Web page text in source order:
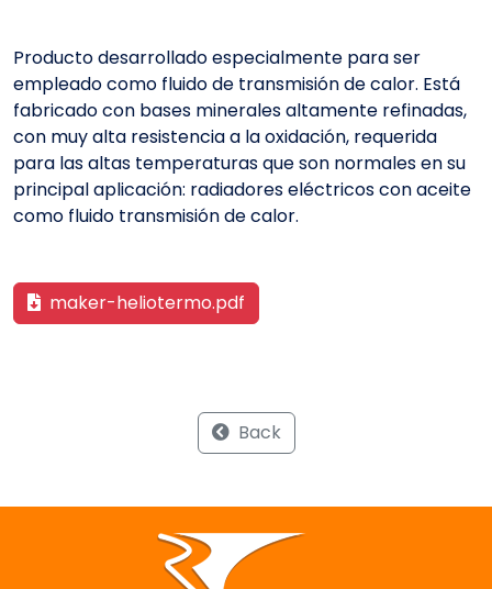
Producto desarrollado especialmente para ser
empleado como fluido de transmisión de calor. Está
fabricado con bases minerales altamente refinadas,
con muy alta resistencia a la oxidación, requerida
para las altas temperaturas que son normales en su
principal aplicación: radiadores eléctricos con aceite
como fluido transmisión de calor.
maker-heliotermo.pdf
Back